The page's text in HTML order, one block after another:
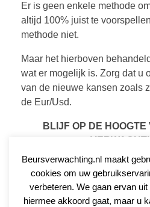
Er is geen enkele methode
altijd 100% juist te
methode niet.
Maar het hierboven
wat er mogelijk is. Zorg dat u
van de nieuwe kansen zoals
de Eur/Usd.
BLIJF OP DE
KLIK HIER VOOR MEER
Beursverwachting.nl maakt
cookies om uw
verbeteren. We gaan ervan uit
hiermee akkoord gaat, maar u